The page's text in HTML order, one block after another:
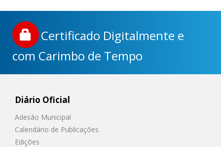
Certificado Digitalmente e
com Carimbo de Tempo
Diário Oficial
Adesão Municipal
Calendário de Publicações
Edições